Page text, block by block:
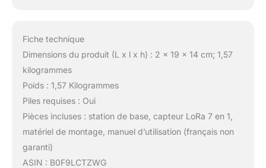
Fiche technique
Dimensions du produit (L x l x h) : 2 x 19 x 14 cm; 1,57
kilogrammes
Poids : 1,57 Kilogrammes
Piles requises : Oui
Pièces incluses : station de base, capteur LoRa 7 en 1,
matériel de montage, manuel d’utilisation (français non
garanti)
ASIN : B0F9LCTZWG